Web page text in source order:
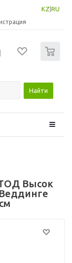
KZ RU
Найти
Высок